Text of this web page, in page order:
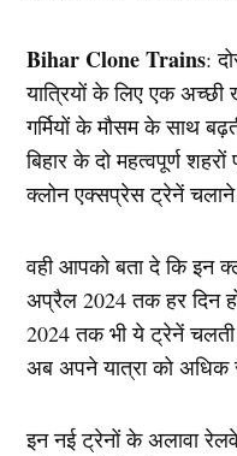
Bihar Clone Trains:
यात्रियों के लिए एक
गर्मियों के मौसम के साथ
बिहार के दो महत्वपूर्ण
क्लोन एक्सप्रेस ट्रेनें
वही आपको बता दे कि इन
अप्रैल 2024 तक हर दिन
2024 तक भी ये ट्रेनें चलती
अब अपने यात्रा को
इन नई ट्रेनों के अलावा